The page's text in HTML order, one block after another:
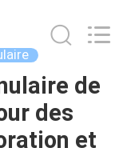
de
des
et